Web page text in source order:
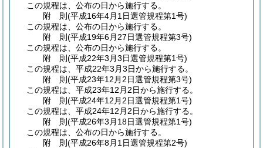
この規程は、公布の日から施行する。
附 則(平成16年4月1日選管規程第1号)
この規程は、公布の日から施行する。
附 則(平成19年6月27日選管規程第3号)
この規程は、公布の日から施行する。
附 則(平成22年3月3日選管規程第1号)
この規程は、平成22年3月3日から施行する。
附 則(平成23年12月2日選管規程第3号)
この規程は、平成23年12月2日から施行する。
附 則(平成24年12月2日選管規程第1号)
この規程は、平成24年12月2日から施行する。
附 則(平成26年3月18日選管規程第1号)
この規程は、公布の日から施行する。
附 則(平成26年8月1日選管規程第2号)